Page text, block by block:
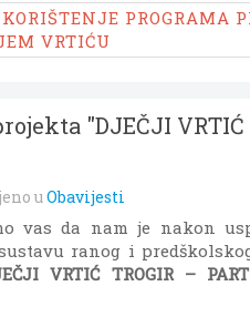
PROGRAMA
VRTIĆU
"DJEČJI VRTIĆ
uObavijesti
vas da nam je nakon
ranog i
VRTIĆ TROGIR –